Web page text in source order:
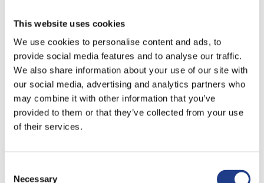
This website uses cookies
We use cookies to personalise content and ads, to
provide social media features and to analyse our traffic.
We also share information about your use of our site with
our social media, advertising and analytics partners who
may combine it with other information that you’ve
provided to them or that they’ve collected from your use
of their services.
Necessary
2014. július 19., | 18:00 |
ARCHÍV
Esőhelyszín
Nagyszínpad